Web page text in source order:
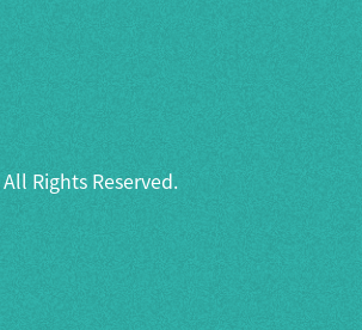
All Rights Reserved.